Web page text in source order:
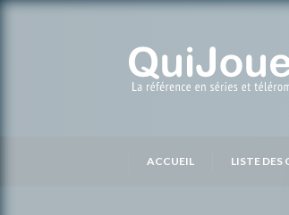
ACCUEIL LISTE DES